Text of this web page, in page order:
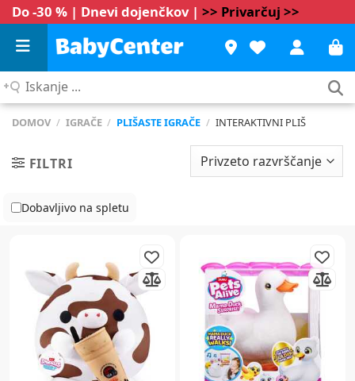
Do -30 % | Dnevi dojenčkov | >> Privarčuj >>
Iskanje
DOMOV / IGRAČE / PLIŠASTE IGRAČE / INTERAKTIVNI PLIŠ
FILTRI
Dobavljivo na spletu